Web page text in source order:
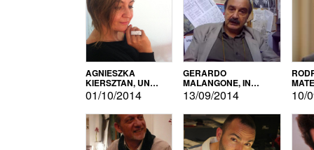
AGNIESZKA
KIERSZTAN, UN
MODELLO DI
AUTOPRODUZIONE
01/10/2014
GERARDO
MALANGONE, IN
GIURIA PER IL
CONCORSO
LETTERARIO
13/09/2014 10/